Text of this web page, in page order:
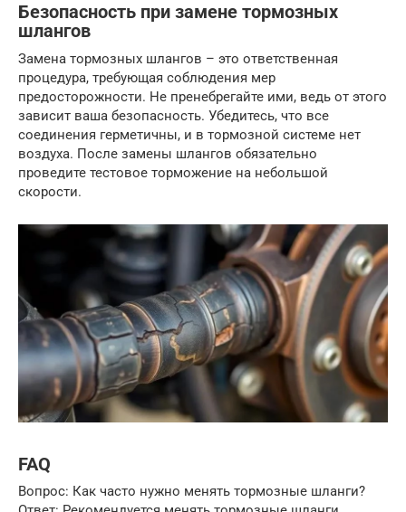
Безопасность при замене тормозных
шлангов
Замена тормозных шлангов – это ответственная
процедура, требующая соблюдения мер
предосторожности. Не пренебрегайте ими, ведь от этого
зависит ваша безопасность. Убедитесь, что все
соединения герметичны, и в тормозной системе нет
воздуха. После замены шлангов обязательно
проведите тестовое торможение на небольшой
скорости.
FAQ
Вопрос: Как часто нужно менять тормозные шланги?